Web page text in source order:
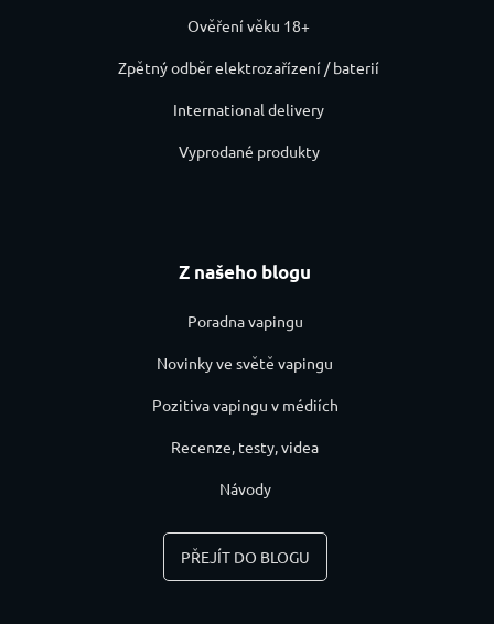
Ověření věku 18+
Zpětný odběr elektrozařízení / baterií
International delivery
Vyprodané produkty
Z našeho blogu
Poradna vapingu
Novinky ve světě vapingu
Pozitiva vapingu v médiích
Recenze, testy, videa
Návody
PŘEJÍT DO BLOGU